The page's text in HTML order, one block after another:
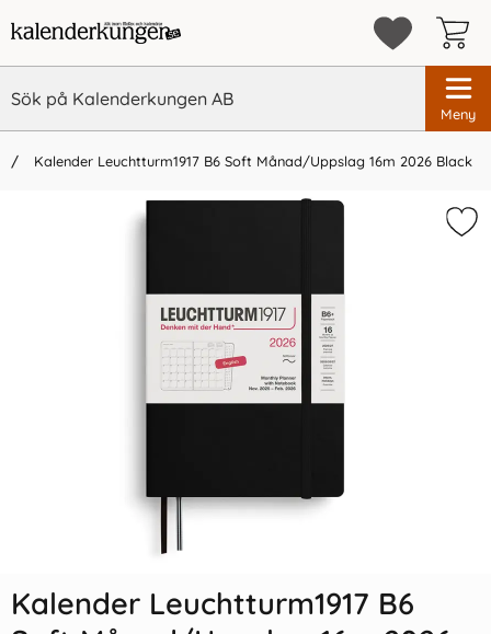
Meny
Kalender Leuchtturm1917 B6 Soft Månad/Uppslag 16m 2026 Black
Vi rekommenderar
Indexflikar och Frixion clicker
55 kr/st
A5 Sunflower
309 kr/st
Kalender Leuchtturm1917 B6